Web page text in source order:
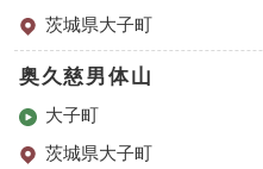
茨城県大子町
奥久慈男体山
大子町
茨城県大子町